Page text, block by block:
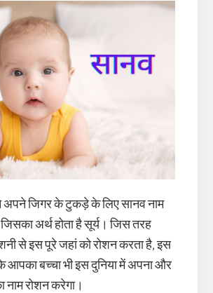
जिगर के टुकड़े के लिए सानव नाम
अर्थ होता है सूर्य। जिस तरह
से इस पूरे जहां को रोशन करता है, इस
आपका बच्चा भी इस दुनिया में अपना और
नाम रोशन करेगा।